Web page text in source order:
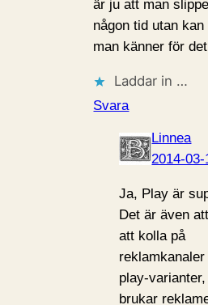
är ju att man
någon tid utan
man känner för
Laddar in …
Svara
Linnea
2014-03-
Ja, Play är
Det är även
att kolla på
play-
brukar